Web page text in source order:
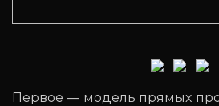
Первое — модель прямых